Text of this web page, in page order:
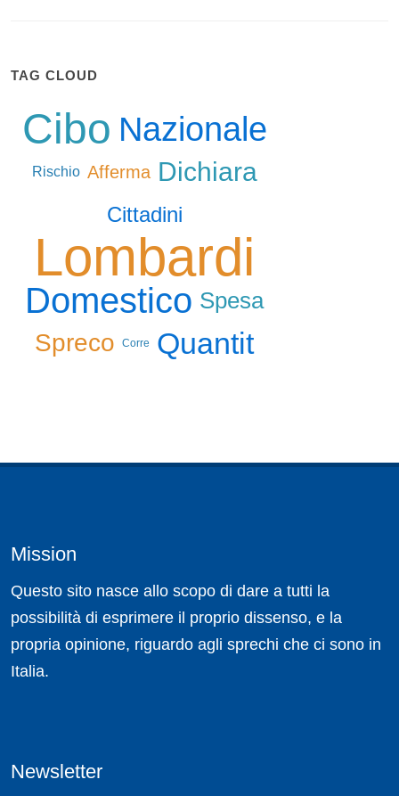
TAG CLOUD
Cibo Nazionale
Rischio Afferma Dichiara
Cittadini
Lombardi
Domestico Spesa
Spreco Corre Quantit
Mission
Questo sito nasce allo scopo di dare a tutti la
possibilità di esprimere il proprio dissenso, e la
propria opinione, riguardo agli sprechi che ci sono in
Italia.
Newsletter